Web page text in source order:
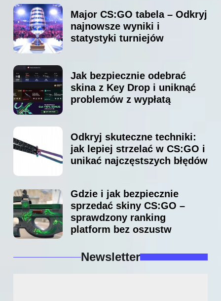
Major CS:GO tabela – Odkryj
najnowsze wyniki i
statystyki turniejów
Jak bezpiecznie odebrać
skina z Key Drop i uniknąć
problemów z wypłatą
Odkryj skuteczne techniki:
jak lepiej strzelać w CS:GO i
unikać najczęstszych błędów
Gdzie i jak bezpiecznie
sprzedać skiny CS:GO –
sprawdzony ranking
platform bez oszustw
Newsletter